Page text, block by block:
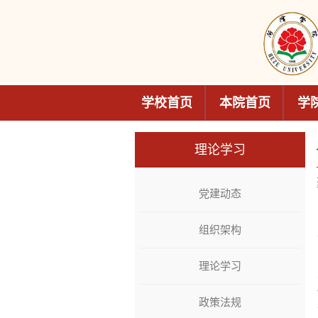
学校首页 本院首页 学
理论学习
党建动态
组织架构
理论学习
政策法规